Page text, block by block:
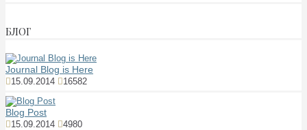
БЛОГ
Journal Blog is Here
15.09.2014 16582
Blog Post
15.09.2014 4980